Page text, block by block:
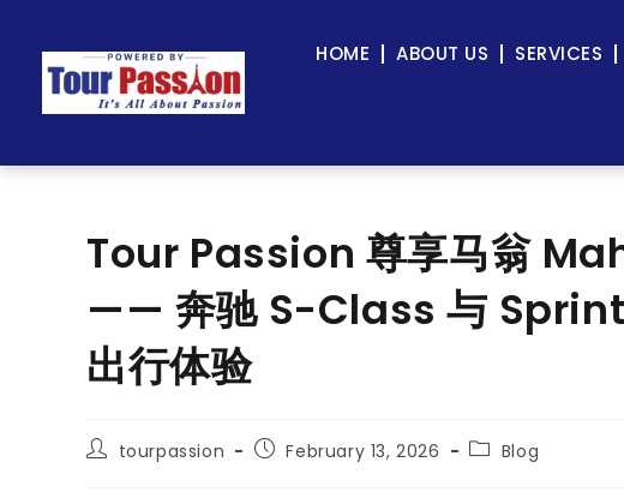
HOME ABOUT US SERVICES
Tour Passion 尊享马翁
—— 奔驰 S-Class 与
出行体验
tourpassion February 13, 2026 Blog